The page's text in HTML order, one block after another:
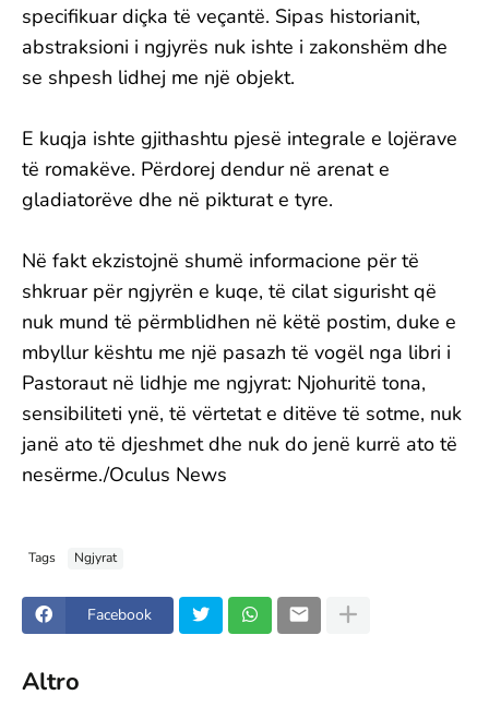
specifikuar diçka të veçantë. Sipas historianit,
abstraksioni i ngjyrës nuk ishte i zakonshëm dhe
se shpesh lidhej me një objekt.
E kuqja ishte gjithashtu pjesë integrale e lojërave
të romakëve. Përdorej dendur në arenat e
gladiatorëve dhe në pikturat e tyre.
Në fakt ekzistojnë shumë informacione për të
shkruar për ngjyrën e kuqe, të cilat sigurisht që
nuk mund të përmblidhen në këtë postim, duke e
mbyllur kështu me një pasazh të vogël nga libri i
Pastoraut në lidhje me ngjyrat: Njohuritë tona,
sensibiliteti ynë, të vërtetat e ditëve të sotme, nuk
janë ato të djeshmet dhe nuk do jenë kurrë ato të
nesërme./Oculus News
Tags Ngjyrat
Facebook
Altro